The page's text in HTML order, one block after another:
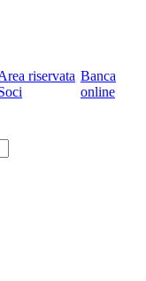
riservata Banca
online